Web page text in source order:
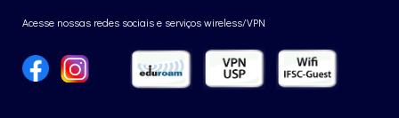
Acesse nossas redes sociais e serviços wireless/VPN